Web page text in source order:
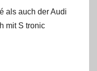
als auch der Audi
mit S tronic